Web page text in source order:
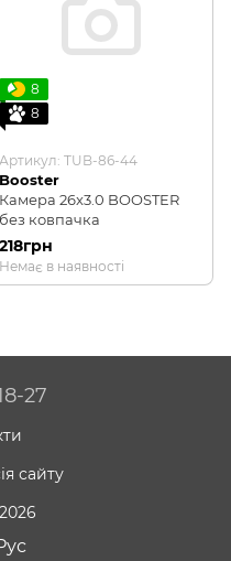
8
8
Артикул: TUB-86-44
Booster
Камера 26x3.0 BOOSTER
без ковпачка
218грн
Немає в наявності
27
сайту